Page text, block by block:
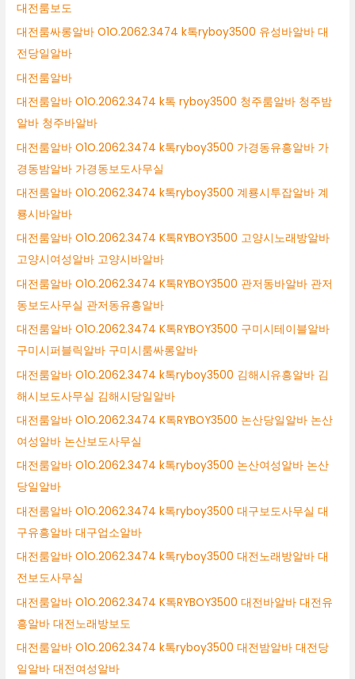
대전룸보도
대전룸싸롱알바 O1O.2062.3474 k톡ryboy3500 유성바알바 대
전당일알바
대전룸알바
대전룸알바 O1O.2062.3474 k톡 ryboy3500 청주룸알바 청주밤
알바 청주바알바
대전룸알바 O1O.2062.3474 k톡ryboy3500 가경동유흥알바 가
경동밤알바 가경동보도사무실
대전룸알바 O1O.2062.3474 k톡ryboy3500 계룡시투잡알바 계
룡시바알바
대전룸알바 O1O.2062.3474 K톡RYBOY3500 고양시노래방알바
고양시여성알바 고양시바알바
대전룸알바 O1O.2062.3474 K톡RYBOY3500 관저동바알바 관저
동보도사무실 관저동유흥알바
대전룸알바 O1O.2062.3474 K톡RYBOY3500 구미시테이블알바
구미시퍼블릭알바 구미시룸싸롱알바
대전룸알바 O1O.2062.3474 k톡ryboy3500 김해시유흥알바 김
해시보도사무실 김해시당일알바
대전룸알바 O1O.2062.3474 K톡RYBOY3500 논산당일알바 논산
여성알바 논산보도사무실
대전룸알바 O1O.2062.3474 k톡ryboy3500 논산여성알바 논산
당일알바
대전룸알바 O1O.2062.3474 k톡ryboy3500 대구보도사무실 대
구유흥알바 대구업소알바
대전룸알바 O1O.2062.3474 k톡ryboy3500 대전노래방알바 대
전보도사무실
대전룸알바 O1O.2062.3474 K톡RYBOY3500 대전바알바 대전유
흥알바 대전노래방보도
대전룸알바 O1O.2062.3474 k톡ryboy3500 대전밤알바 대전당
일알바 대전여성알바